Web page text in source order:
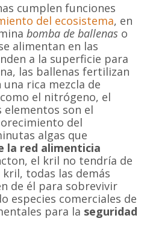
cumplen funciones
del ecosistema, en
bomba de ballenas o
alimentan en las
a la superficie para
las ballenas fertilizan
rica mezcla de
el nitrógeno, el
son el
del
algas que
la red alimenticia
el kril no tendría de
todas las demás
de él para sobrevivir
especies comerciales de
para la seguridad